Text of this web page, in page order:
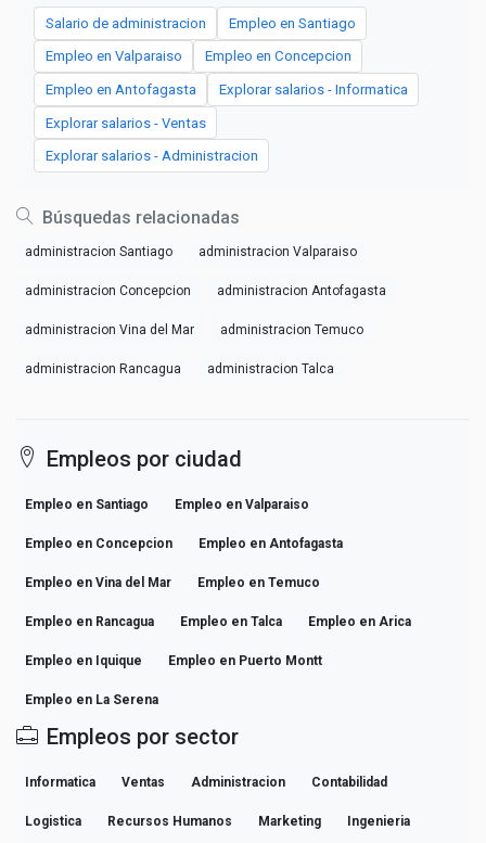
Salario de administracion Empleo en Santiago
Empleo en Valparaiso Empleo en Concepcion
Empleo en Antofagasta Explorar salarios - Informatica
Explorar salarios - Ventas
Explorar salarios - Administracion
Búsquedas relacionadas
administracion Santiago administracion Valparaiso
administracion Concepcion administracion Antofagasta
administracion Vina del Mar administracion Temuco
administracion Rancagua administracion Talca
Empleos por ciudad
Empleo en Santiago Empleo en Valparaiso
Empleo en Concepcion Empleo en Antofagasta
Empleo en Vina del Mar Empleo en Temuco
Empleo en Rancagua Empleo en Talca Empleo en Arica
Empleo en Iquique Empleo en Puerto Montt
Empleo en La Serena
Empleos por sector
Informatica Ventas Administracion Contabilidad
Logistica Recursos Humanos Marketing Ingenieria